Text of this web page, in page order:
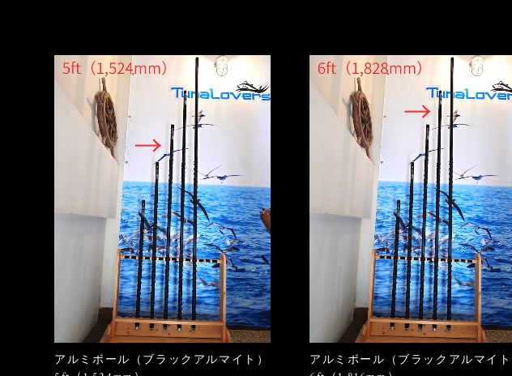
アルミポール（ブラックアルマイト）
アルミポール（ブラックアルマイト